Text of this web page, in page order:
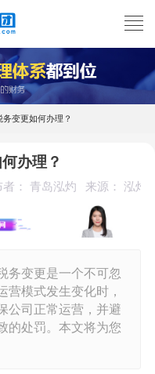
务变更如何办理？
办理？
者： 青岛泓灼 来源： 泓灼
务变更是一个不可忽
营模式发生变化时，
公司正常运营，并避
的处罚。本文将为您